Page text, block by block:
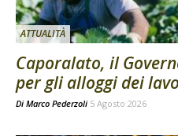
ATTUALITÀ
Caporalato, il
per gli alloggi dei
Di Marco Pederzoli 5 Agosto 2026